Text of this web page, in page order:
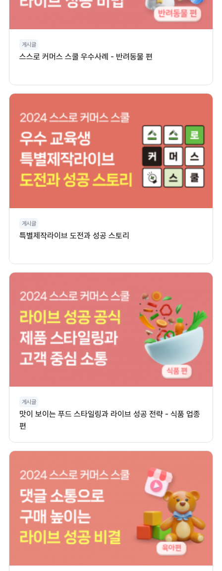
게시글
스스로 커머스 스쿨 우수사례 - 반려동물 편
게시글
특별제작라이브 도전과 성공 스토리
게시글
맛이 보이는 푸드 스타일링과 라이브 성공 전략 - 식품 업종
편